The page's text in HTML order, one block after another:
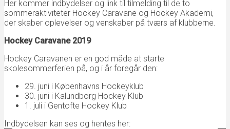
Her kommer indbydelser og link til tilmelding til de to
sommeraktiviteter Hockey Caravane og Hockey Akademi,
der skaber oplevelser og venskaber på tværs af klubberne.
Hockey Caravane 2019
Hockey Caravanen er en god måde at starte
skolesommerferien på, og i år foregår den:
29. juni i Københavns Hockeyklub
30. juni i Kalundborg Hockey Klub
1. juli i Gentofte Hockey Klub
Indbydelsen kan ses og hentes her: